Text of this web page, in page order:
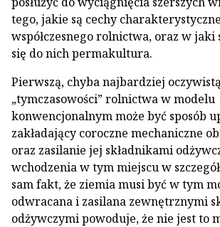
tego, jakie są cechy
współczesnego rolnictwa, oraz w jaki
się do nich permakultura.
Pierwszą, chyba najbardziej
„tymczasowości” rolnictwa w modelu
konwencjonalnym może być sposób
zakładający coroczne mechaniczne
oraz zasilanie jej składnikami
wchodzenia w tym miejscu w
sam fakt, że ziemia musi być w tym
odwracana i zasilana zewnętrznymi
odżywczymi powoduje, że nie jest to